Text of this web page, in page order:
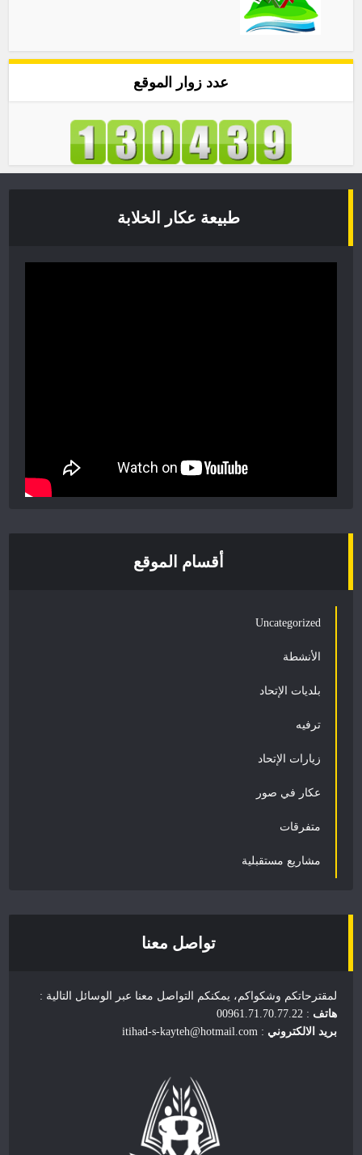
عدد زوار الموقع
طبيعة عكار الخلابة
أقسام الموقع
Uncategorized
الأنشطة
بلديات الإتحاد
ترفيه
زيارات الإتحاد
عكار في صور
متفرقات
مشاريع مستقبلية
تواصل معنا
لمقترحاتكم وشكواكم، يمكنكم التواصل معنا عبر الوسائل التالية :
هاتف : 00961.71.70.77.22
بريد الالكتروني : itihad-s-kayteh@hotmail.com